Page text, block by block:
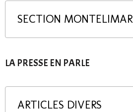
SECTION MONTELIMAR
LA PRESSE EN PARLE
ARTICLES DIVERS